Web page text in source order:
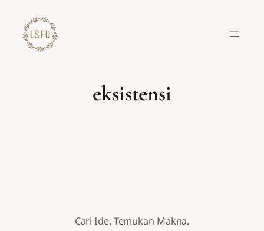
konten
eksistensi
Cari Ide. Temukan Makna.